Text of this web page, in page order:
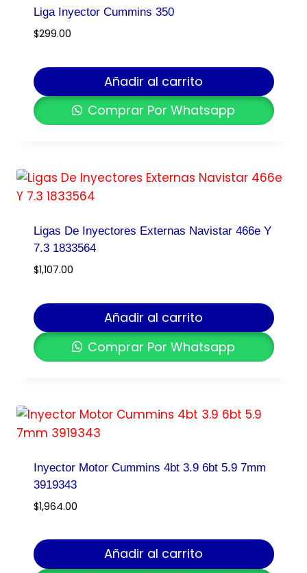
Liga Inyector Cummins 350
$299.00
Añadir al carrito
Comprar Por Whatsapp
Ligas De Inyectores Externas Navistar 466e Y
7.3 1833564
$1,107.00
Añadir al carrito
Comprar Por Whatsapp
Inyector Motor Cummins 4bt 3.9 6bt 5.9 7mm
3919343
$1,964.00
Añadir al carrito